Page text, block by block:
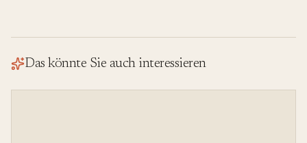
Das könnte Sie auch interessieren